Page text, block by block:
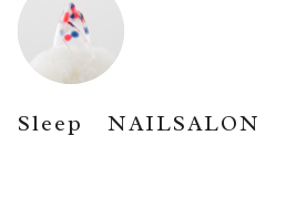
Sleep NAILSALON